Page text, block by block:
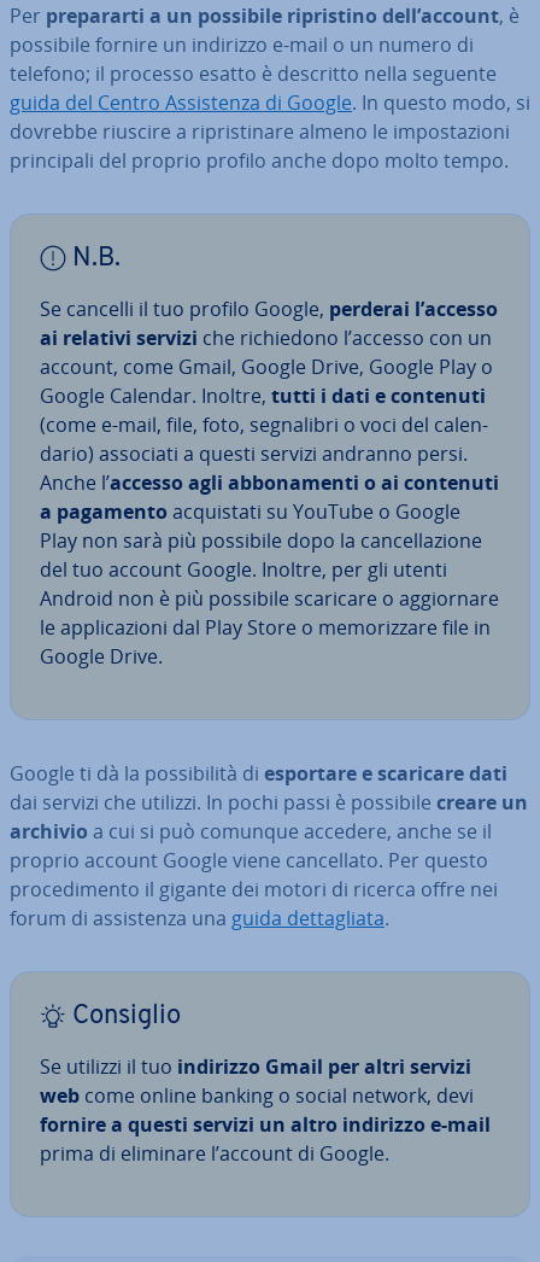
Per pre­pa­rar­ti a un possibile ri­pri­sti­no dell’account, è
possibile fornire un indirizzo e-mail o un numero di
telefono; il processo esatto è descritto nella seguente
guida del Centro As­si­sten­za di Google. In questo modo, si
dovrebbe riuscire a ri­pri­sti­na­re almeno le im­po­sta­zio­ni
prin­ci­pa­li del proprio profilo anche dopo molto tempo.
N.B.
Se cancelli il tuo profilo Google, perderai l’accesso
ai relativi servizi che ri­chie­do­no l’accesso con un
account, come Gmail, Google Drive, Google Play o
Google Calendar. Inoltre, tutti i dati e contenuti
(come e-mail, file, foto, se­gna­li­bri o voci del ca­len­
da­rio) associati a questi servizi andranno persi.
Anche l’accesso agli ab­bo­na­men­ti o ai contenuti
a pagamentoac­qui­sta­ti su YouTube o Google
Play non sarà più possibile dopo la can­cel­la­zio­ne
del tuo account Google. Inoltre, per gli utenti
Android non è più possibile scaricare o ag­gior­na­re
le ap­pli­ca­zio­ni dal Play Store o me­mo­riz­za­re file in
Google Drive.
Google ti dà la pos­si­bi­li­tà di esportare e scaricare dati
dai servizi che utilizzi. In pochi passi è possibile creare un
archivio a cui si può comunque accedere, anche se il
proprio account Google viene can­cel­la­to. Per questo
pro­ce­di­men­to il gigante dei motori di ricerca offre nei
forum di as­si­sten­za una guida det­ta­glia­ta.
Consiglio
Se utilizzi il tuo indirizzo Gmail per altri servizi
web come online banking o social network, devi
fornire a questi servizi un altro indirizzo e-mail
prima di eliminare l’account di Google.